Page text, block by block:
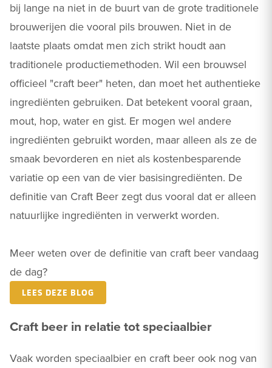
bij lange na niet in de buurt van de grote traditionele
brouwerijen die vooral pils brouwen. Niet in de
laatste plaats omdat men zich strikt houdt aan
traditionele productiemethoden. Wil een brouwsel
officieel "craft beer" heten, dan moet het authentieke
ingrediënten gebruiken. Dat betekent vooral graan,
mout, hop, water en gist. Er mogen wel andere
ingrediënten gebruikt worden, maar alleen als ze de
smaak bevorderen en niet als kostenbesparende
variatie op een van de vier basisingrediënten. De
definitie van Craft Beer zegt dus vooral dat er alleen
natuurlijke ingrediënten in verwerkt worden.
Meer weten over de definitie van craft beer vandaag
de dag?
LEES DEZE BLOG
Craft beer in relatie tot speciaalbier
Vaak worden speciaalbier en craft beer ook nog van